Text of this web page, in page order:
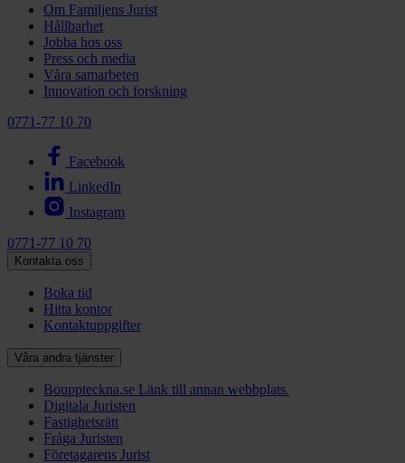
Om Familjens Jurist
Hållbarhet
Jobba hos oss
Press och media
Våra samarbeten
Innovation och forskning
0771-77 10 70
Facebook
LinkedIn
Instagram
0771-77 10 70
Kontakta oss
Boka tid
Hitta kontor
Kontaktuppgifter
Våra andra tjänster
Bouppteckna.se Länk till annan webbplats.
Digitala Juristen
Fastighetsrätt
Fråga Juristen
Företagarens Jurist